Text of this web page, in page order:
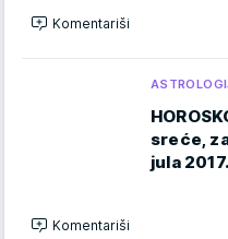
Komentariši
sreće,
jula
Komentariši